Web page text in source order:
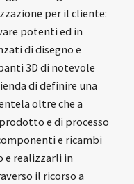
per il cliente:
potenti ed in
di disegno e
3D di notevole
di definire una
oltre che a
e di processo
e ricambi
e realizzarli in
il ricorso a